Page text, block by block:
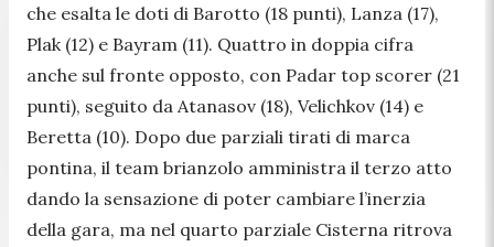
che esalta le doti di Barotto (18 punti), Lanza (17),
Plak (12) e Bayram (11). Quattro in doppia cifra
anche sul fronte opposto, con Padar top scorer (21
punti), seguito da Atanasov (18), Velichkov (14) e
Beretta (10). Dopo due parziali tirati di marca
pontina, il team brianzolo amministra il terzo atto
dando la sensazione di poter cambiare l’inerzia
della gara, ma nel quarto parziale Cisterna ritrova